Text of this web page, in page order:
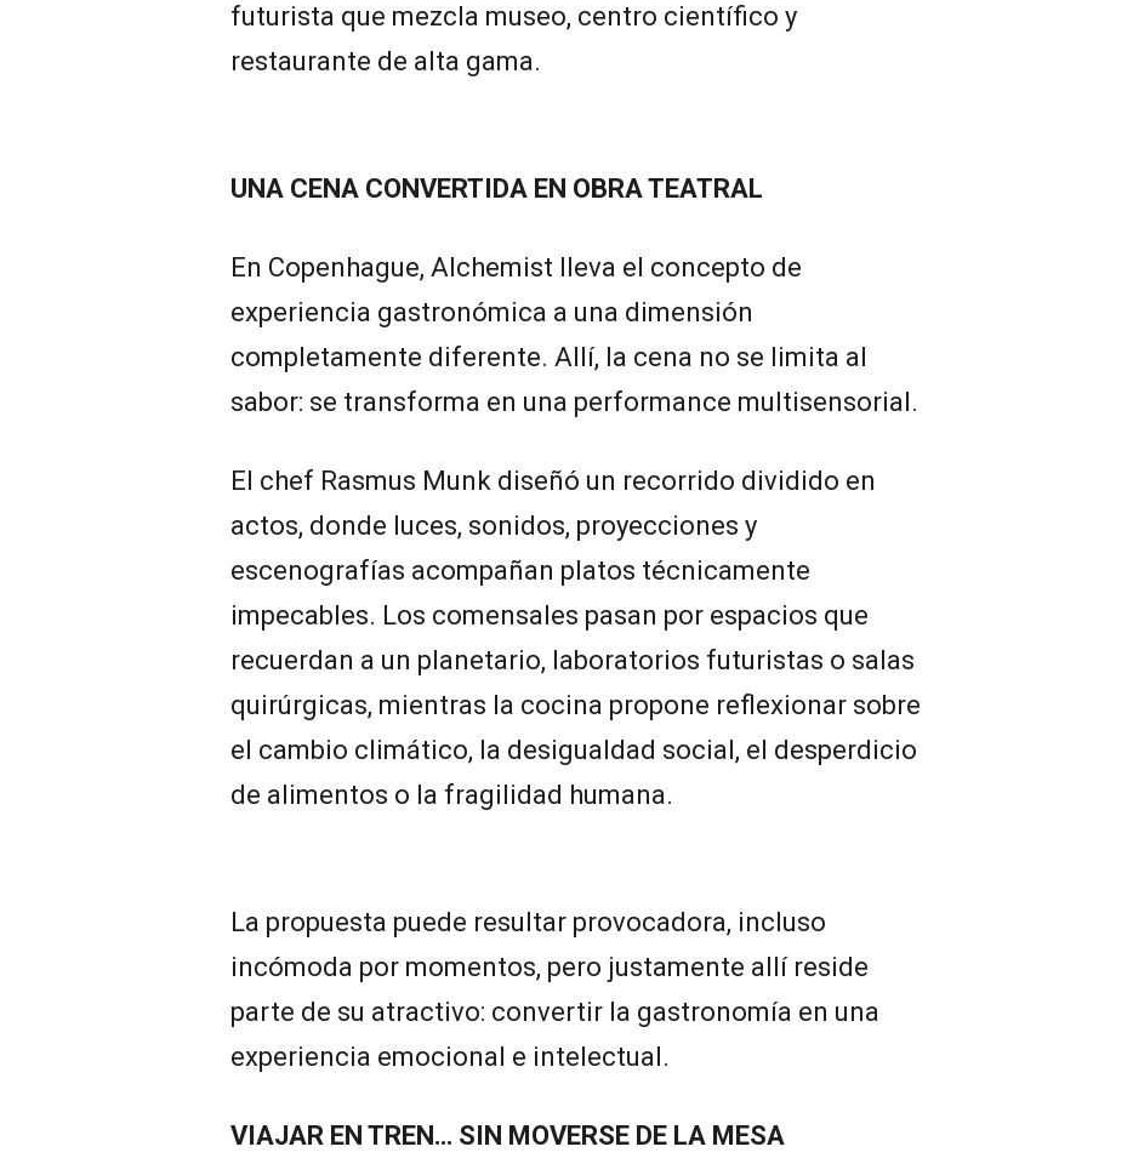
futurista que mezcla museo, centro científico y
restaurante de alta gama.
UNA CENA CONVERTIDA EN OBRA TEATRAL
En Copenhague, Alchemist lleva el concepto de
experiencia gastronómica a una dimensión
completamente diferente. Allí, la cena no se limita al
sabor: se transforma en una performance multisensorial.
El chef Rasmus Munk diseñó un recorrido dividido en
actos, donde luces, sonidos, proyecciones y
escenografías acompañan platos técnicamente
impecables. Los comensales pasan por espacios que
recuerdan a un planetario, laboratorios futuristas o salas
quirúrgicas, mientras la cocina propone reflexionar sobre
el cambio climático, la desigualdad social, el desperdicio
de alimentos o la fragilidad humana.
La propuesta puede resultar provocadora, incluso
incómoda por momentos, pero justamente allí reside
parte de su atractivo: convertir la gastronomía en una
experiencia emocional e intelectual.
VIAJAR EN TREN… SIN MOVERSE DE LA MESA